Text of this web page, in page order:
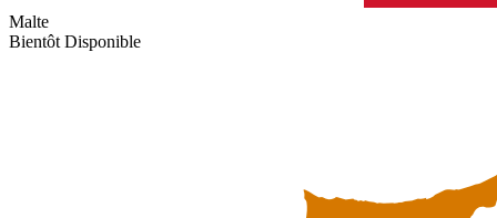
Malte
Bientôt Disponible